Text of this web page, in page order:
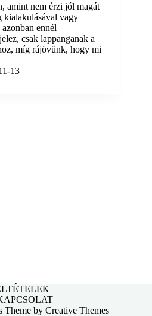
amint nem érzi jól magát
kialakulásával vagy
ennél
csak lappanganak a
míg rájövünk, hogy mi
13
Theme by Creative Themes